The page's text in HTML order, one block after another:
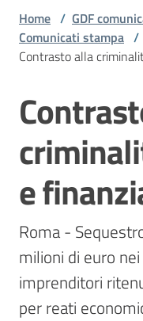
siamo
facciamo
Comunicazione
media
Concorsi
Home / GDF
Comunicati stampa /
Contrasto alla
Salta al contenuto
e
Roma -
milioni di euro
imprenditori
per reati